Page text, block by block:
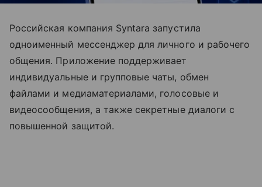
Российская компания Syntara запустила
одноименный мессенджер для личного и рабочего
общения. Приложение поддерживает
индивидуальные и групповые чаты, обмен
файлами и медиаматериалами, голосовые и
видеосообщения, а также секретные диалоги с
повышенной защитой.